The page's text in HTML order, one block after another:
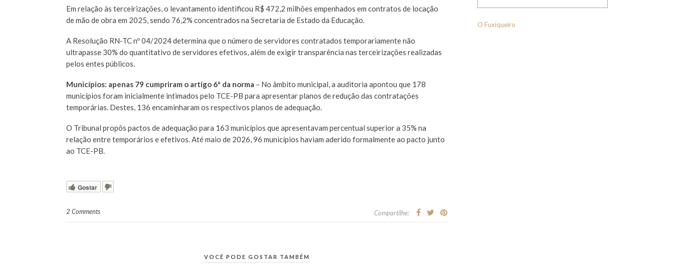
Em relação às terceirizações, o levantamento identificou R$ 472,2 milhões empenhados em contratos de locação
de mão de obra em 2025, sendo 76,2% concentrados na Secretaria de Estado da Educação.
A Resolução RN-TC nº 04/2024 determina que o número de servidores contratados temporariamente não
ultrapasse 30% do quantitativo de servidores efetivos, além de exigir transparência nas terceirizações realizadas
pelos entes públicos.
Municípios: apenas 79 cumpriram o artigo 6º da norma – No âmbito municipal, a auditoria apontou que 178
municípios foram inicialmente intimados pelo TCE-PB para apresentar planos de redução das contratações
temporárias. Destes, 136 encaminharam os respectivos planos de adequação.
O Tribunal propôs pactos de adequação para 163 municípios que apresentavam percentual superior a 35% na
relação entre temporários e efetivos. Até maio de 2026, 96 municípios haviam aderido formalmente ao pacto junto
ao TCE-PB.
Gostar
2 Comments Compartilhe:
VOCÊ PODE GOSTAR TAMBÉM
O Fuxiqueiro